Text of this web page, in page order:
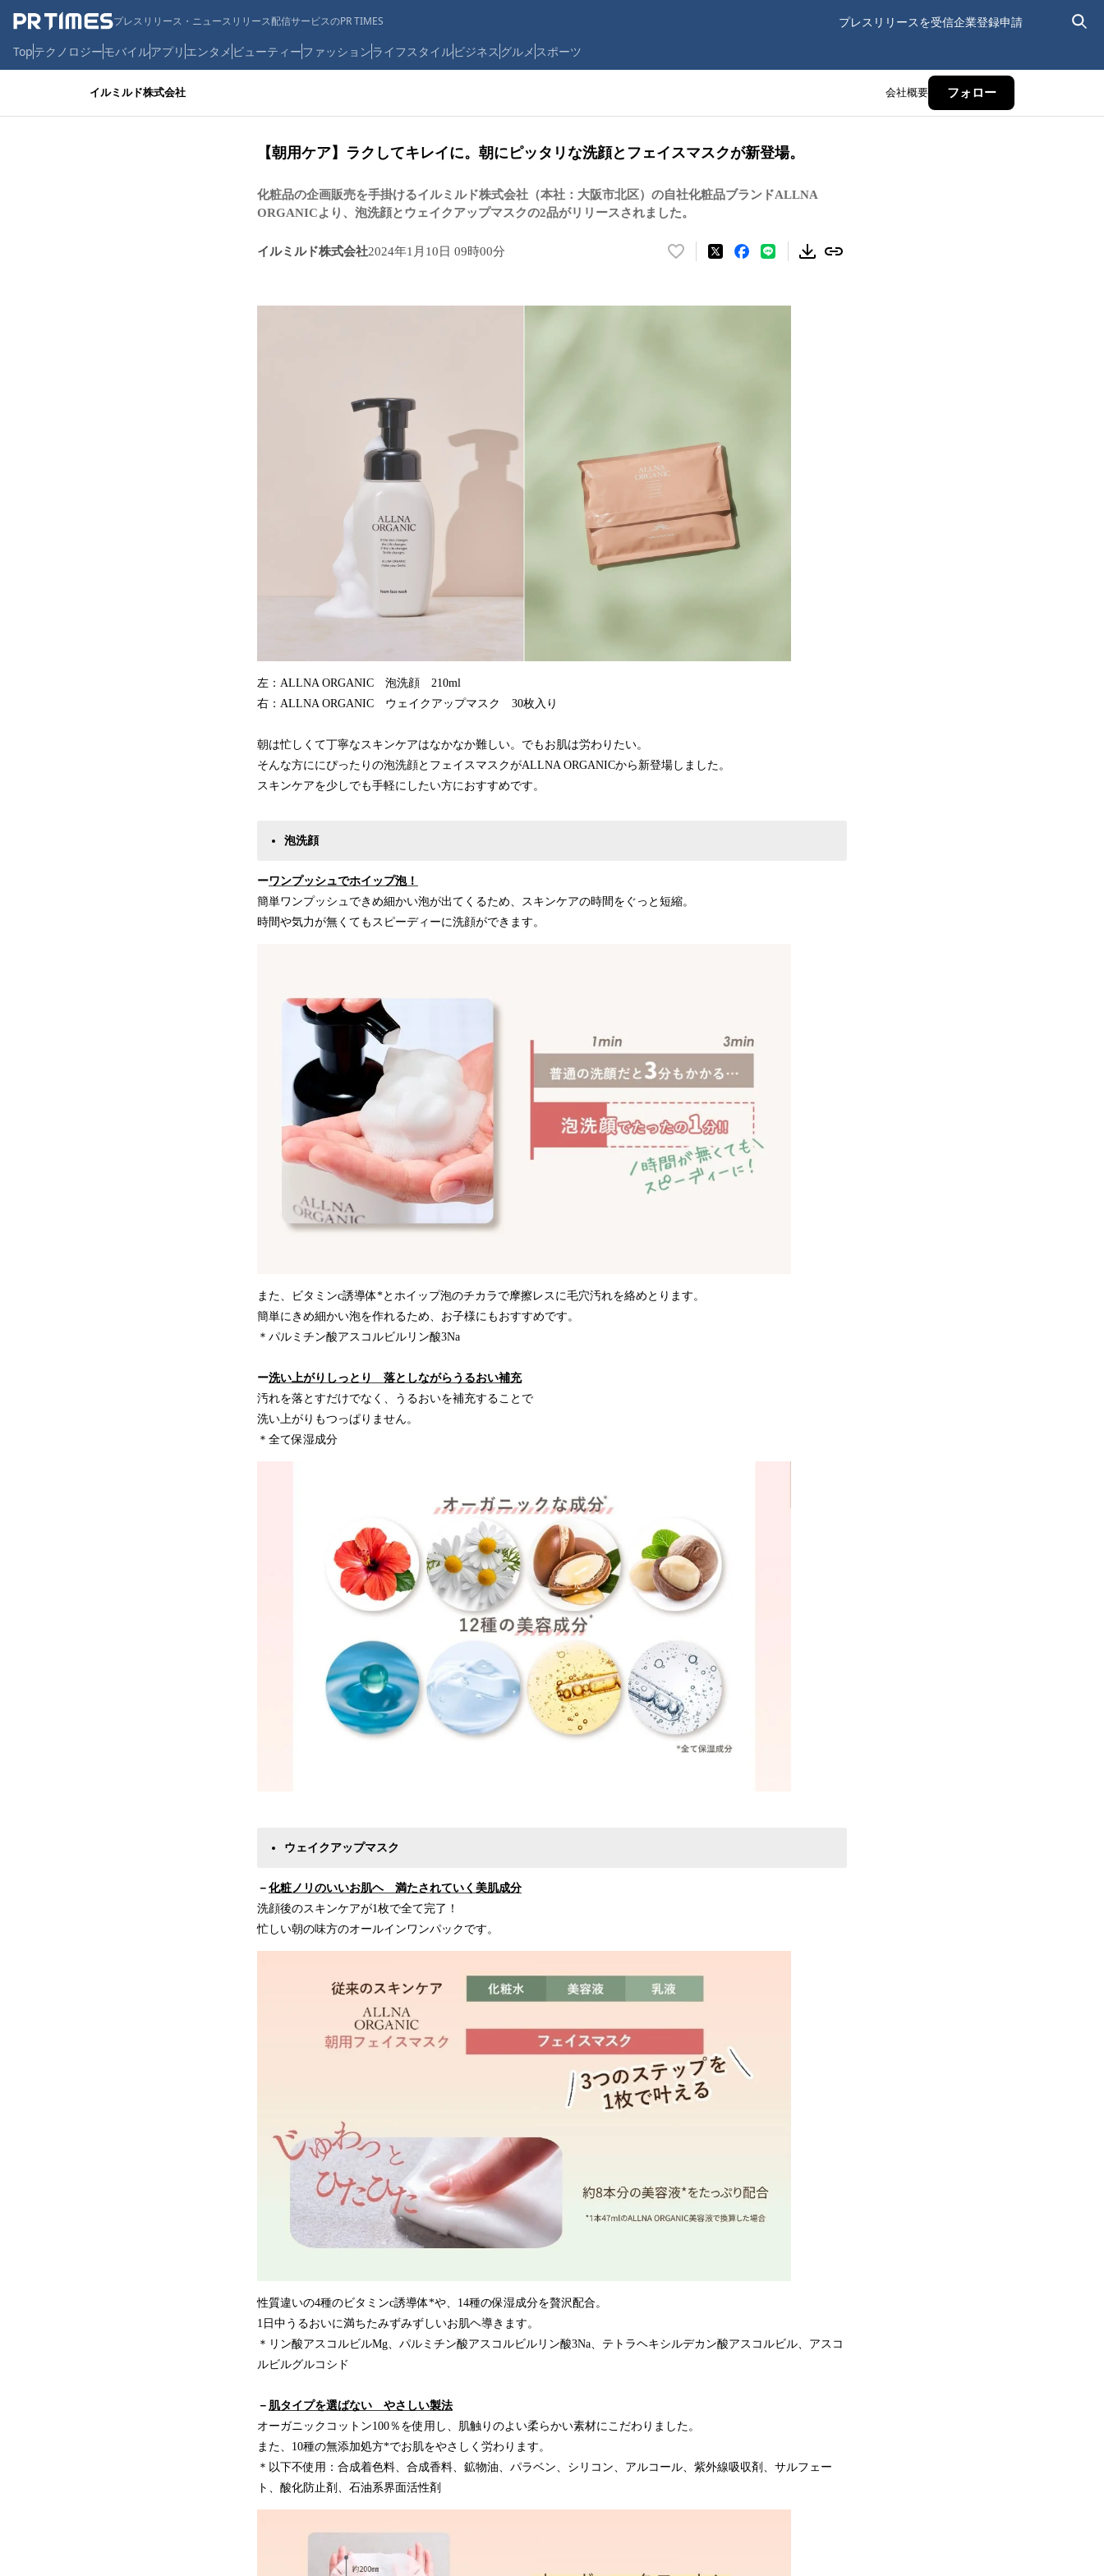
プレスリリース・ニュースリリース配信サービスのPR TIMES プレスリリースを受信企業登録申請
Topテクノロジーモバイルアプリ エンタメ ビューティーファッションライフスタイルビジネス グルメ スポーツ
イルミルド株式会社 会社概要 フォロー
【朝用ケア】ラクしてキレイに。朝にピッタリな洗顔とフェイスマスクが新登場。
化粧品の企画販売を手掛けるイルミルド株式会社（本社：大阪市北区）の自社化粧品ブランドALLNA
ORGANICより、泡洗顔とウェイクアップマスクの2品がリリースされました。
イルミルド株式会社2024年1月10日 09時00分
い
で
左：ALLNA ORGANIC 泡洗顔 210ml
右：ALLNA ORGANIC ウェイクアップマスク 30枚入り
朝は忙しくて丁寧なスキンケアはなかなか難しい。でもお肌は労わりたい。
そんな方ににぴったりの泡洗顔とフェイスマスクがALLNA ORGANICから新登場しました。
スキンケアを少しでも手軽にしたい方におすすめです。
泡洗顔
ーワンプッシュでホイップ泡！
簡単ワンプッシュできめ細かい泡が出てくるため、スキンケアの時間をぐっと短縮。
時間や気力が無くてもスピーディーに洗顔ができます。
また、ビタミンc誘導体*とホイップ泡のチカラで摩擦レスに毛穴汚れを絡めとります。
簡単にきめ細かい泡を作れるため、お子様にもおすすめです。
＊パルミチン酸アスコルビルリン酸3Na
ー洗い上がりしっとり 落としながらうるおい補充
汚れを落とすだけでなく、うるおいを補充することで
洗い上がりもつっぱりません。
＊全て保湿成分
ウェイクアップマスク
－ 化粧ノリのいいお肌ヘ 満たされていく美肌成分
洗顔後のスキンケアが1枚で全て完了！
忙しい朝の味方のオールインワンパックです。
性質違いの4種のビタミンc誘導体*や、14種の保湿成分を贅沢配合。
1日中うるおいに満ちたみずみずしいお肌ヘ導きます。
＊リン酸アスコルビルMg、パルミチン酸アスコルビルリン酸3Na、テトラヘキシルデカン酸アスコルビル、アスコ
ルビルグルコシド
－ 肌タイプを選ばない やさしい製法
オーガニックコットン100％を使用し、肌触りのよい柔らかい素材にこだわりました。
また、10種の無添加処方*でお肌をやさしく労わります。
＊以下不使用：合成着色料、合成香料、鉱物油、パラベン、シリコン、アルコール、紫外線吸収剤、サルフェー
ト、酸化防止剤、石油系界面活性剤